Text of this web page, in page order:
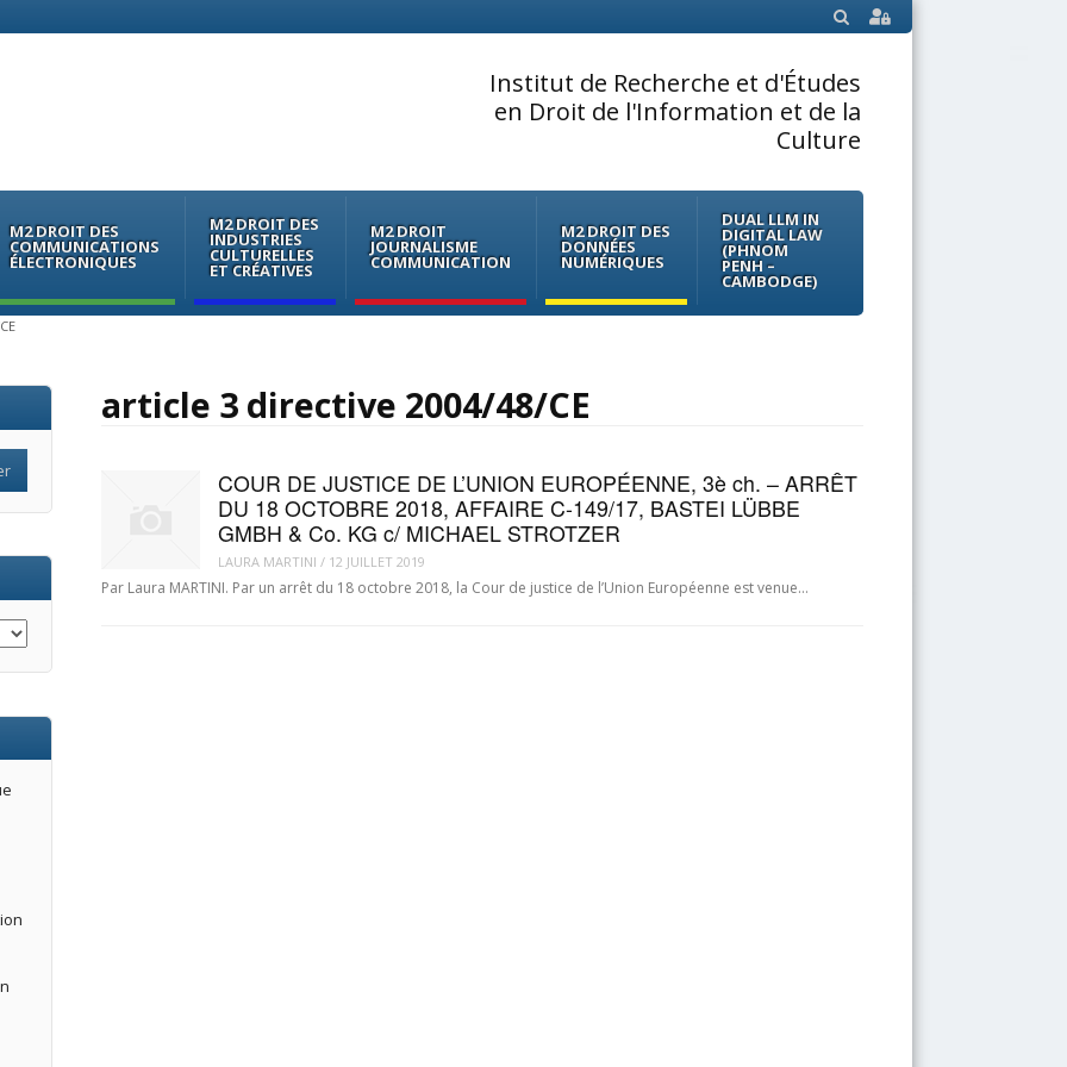
SEARCH
Institut de Recherche et d'Études
en Droit de l'Information et de la
Culture
M2 DROIT DES
COMMUNICATIONS
ÉLECTRONIQUES
M2 DROIT DES
INDUSTRIES
CULTURELLES
ET CRÉATIVES
M2 DROIT
JOURNALISME
COMMUNICATION
M2 DROIT DES
DONNÉES
NUMÉRIQUES
DUAL LLM IN
DIGITAL LAW
(PHNOM
PENH –
CAMBODGE)
article 3 directive 2004/48/CE
COUR DE JUSTICE DE L’UNION EUROPÉENNE, 3è ch. – ARRÊT
DU 18 OCTOBRE 2018, AFFAIRE C-149/17, BASTEI LÜBBE
GMBH & Co. KG c/ MICHAEL STROTZER
LAURA MARTINI / 12 JUILLET 2019
Par Laura MARTINI. Par un arrêt du 18 octobre 2018, la Cour de justice de l’Union Européenne est venue…